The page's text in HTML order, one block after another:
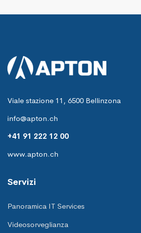
Viale stazione 11, 6500 Bellinzona
info@apton.ch
+41 91 222 12 00
www.apton.ch
Servizi
Panoramica IT Services
Videosorveglianza